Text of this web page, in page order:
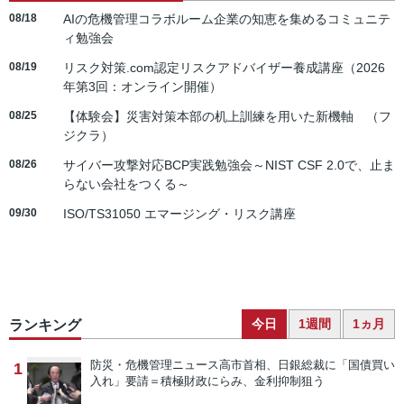
08/18
AIの危機管理コラボルーム企業の知恵を集めるコミュニテ
ィ勉強会
08/19
リスク対策.com認定リスクアドバイザー養成講座（2026
年第3回：オンライン開催）
08/25
【体験会】災害対策本部の机上訓練を用いた新機軸 （フ
ジクラ）
08/26
サイバー攻撃対応BCP実践勉強会～NIST CSF 2.0で、止ま
らない会社をつくる～
09/30 ISO/TS31050 エマージング・リスク講座
ランキング 今日 1週間 1ヵ月
1 防災・危機管理ニュース高市首相、日銀総裁に「国債買い
入れ」要請＝積極財政にらみ、金利抑制狙う